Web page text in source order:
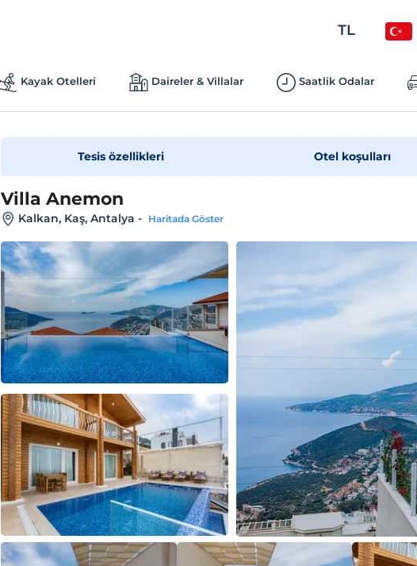
TL
Kayak Otelleri Daireler & Villalar Saatlik Odalar
Tesis özellikleri Otel koşulları
Villa Anemon
Kalkan, Kaş, Antalya - Haritada Göster